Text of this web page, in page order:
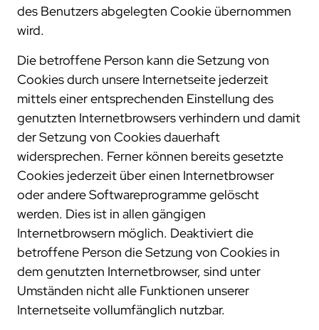
des Benutzers abgelegten Cookie übernommen
wird.
Die betroffene Person kann die Setzung von
Cookies durch unsere Internetseite jederzeit
mittels einer entsprechenden Einstellung des
genutzten Internetbrowsers verhindern und damit
der Setzung von Cookies dauerhaft
widersprechen. Ferner können bereits gesetzte
Cookies jederzeit über einen Internetbrowser
oder andere Softwareprogramme gelöscht
werden. Dies ist in allen gängigen
Internetbrowsern möglich. Deaktiviert die
betroffene Person die Setzung von Cookies in
dem genutzten Internetbrowser, sind unter
Umständen nicht alle Funktionen unserer
Internetseite vollumfänglich nutzbar.